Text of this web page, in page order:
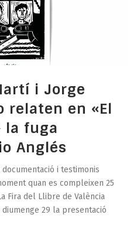
i Jorge
relaten en «El
fuga
Anglés
i testimonis
quan es compleixen 25
Fira del Llibre de València
29 la presentació